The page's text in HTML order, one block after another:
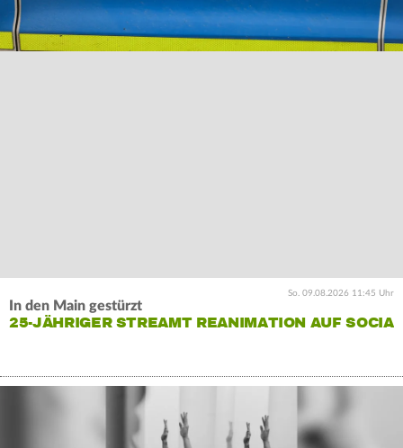
So. 09.08.2026 11:45 Uhr
In den Main gestürzt
25-JÄHRIGER STREAMT REANIMATION AUF SOCIA